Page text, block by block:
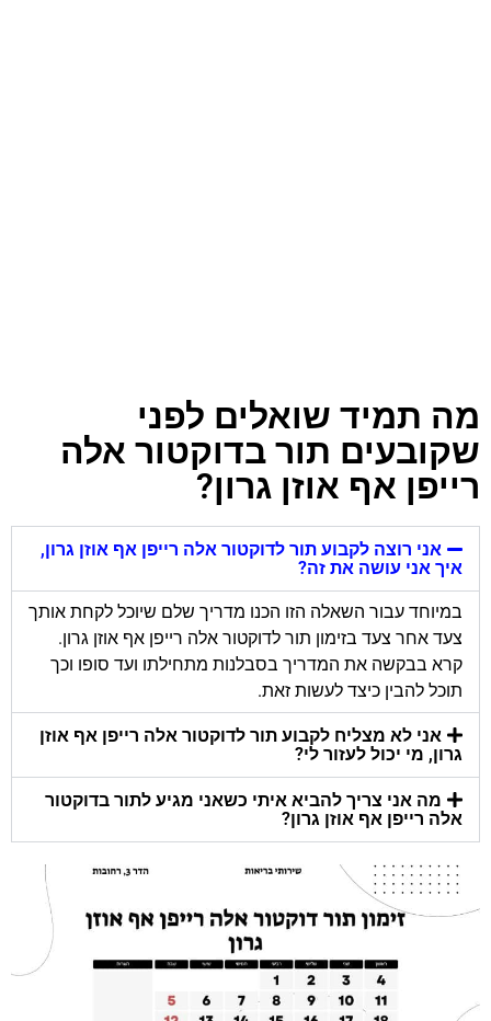
מה תמיד שואלים לפני
שקובעים תור בדוקטור אלה
רייפן אף אוזן גרון?
אני רוצה לקבוע תור לדוקטור אלה רייפן אף אוזן גרון,
איך אני עושה את זה?
במיוחד עבור השאלה הזו הכנו מדריך שלם שיוכל לקחת אותך
צעד אחר צעד בזימון תור לדוקטור אלה רייפן אף אוזן גרון.
קרא בבקשה את המדריך בסבלנות מתחילתו ועד סופו וכך
תוכל להבין כיצד לעשות זאת.
אני לא מצליח לקבוע תור לדוקטור אלה רייפן אף אוזן
גרון, מי יכול לעזור לי?
מה אני צריך להביא איתי כשאני מגיע לתור בדוקטור
אלה רייפן אף אוזן גרון?